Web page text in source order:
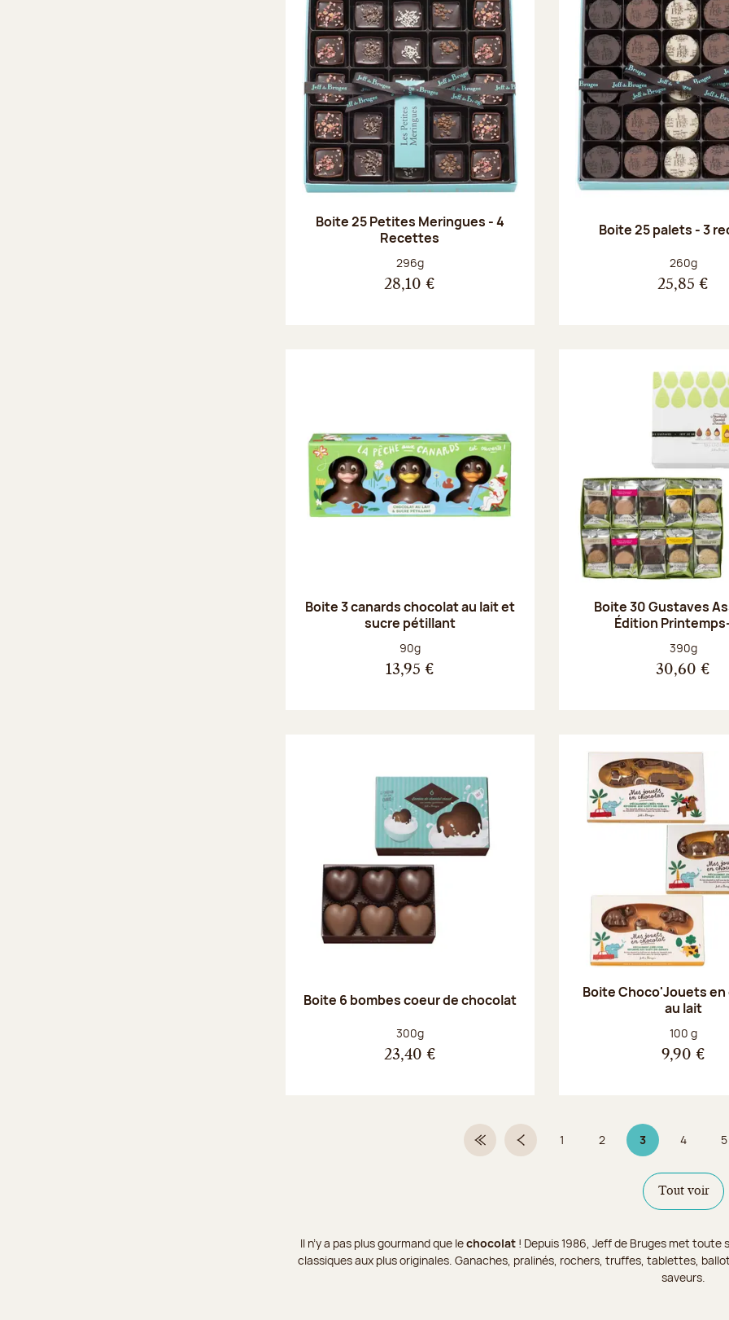
Boite 25 Petites Meringues - 4
Recettes
Poids net :
296g
28,10 €
Boite 25 palets - 3
Poids net :
260g
25,85 €
Boite 3 canards chocolat au lait et
sucre pétillant
Poids net :
90g
13,95 €
Boite 30 Gustaves
Édition
Poids net :
390g
30,60 €
Boite 6 bombes coeur de chocolat
Poids net :
300g
23,40 €
Boite Choco'Jouets
au lait
Poids net :
100 g
9,90 €
Première pagePage précédente
Page
1 Page
2 3Page 3 sur 9
Page
4 5
Tout voir
Il n’y a pas plus gourmand que lechocolat! Depuis 1986, Jeff de Bruges met toute
classiques aux plus originales. Ganaches, pralinés, rochers, truffes, tablettes,
saveurs.